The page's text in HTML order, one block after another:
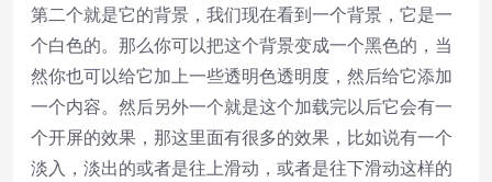
第二个就是它的背景，我们现在看到一个背景，它是一
个白色的。那么你可以把这个背景变成一个黑色的，当
然你也可以给它加上一些透明色透明度，然后给它添加
一个内容。然后另外一个就是这个加载完以后它会有一
个开屏的效果，那这里面有很多的效果，比如说有一个
淡入，淡出的或者是往上滑动，或者是往下滑动这样的